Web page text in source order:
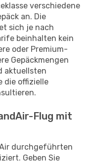
verschiedene
an. Die
sich je nach
beinhalten kein
oder Premium-
Gepäckmengen
aktuellsten
die offizielle
Flug mit
durchgeführten
Geben Sie